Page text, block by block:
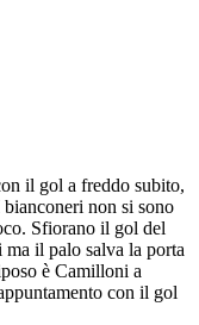
il gol a freddo subito,
bianconeri non si sono
Sfiorano il gol del
il palo salva la porta
è Camilloni a
con il gol